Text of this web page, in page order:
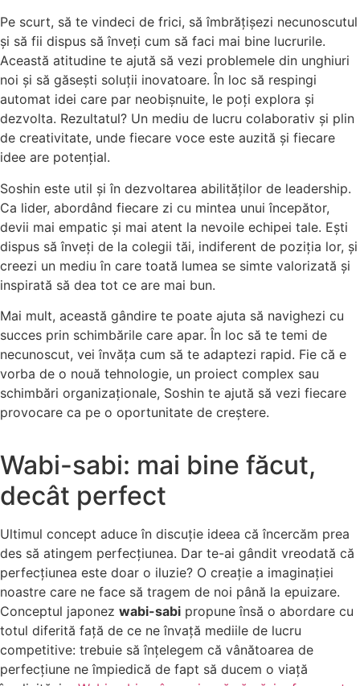
Pe scurt, să te vindeci de frici, să îmbrățișezi necunoscutul
și să fii dispus să înveți cum să faci mai bine lucrurile.
Această atitudine te ajută să vezi problemele din unghiuri
noi și să găsești soluții inovatoare. În loc să respingi
automat idei care par neobișnuite, le poți explora și
dezvolta. Rezultatul? Un mediu de lucru colaborativ și plin
de creativitate, unde fiecare voce este auzită și fiecare
idee are potențial.
Soshin este util și în dezvoltarea abilităților de leadership.
Ca lider, abordând fiecare zi cu mintea unui începător,
devii mai empatic și mai atent la nevoile echipei tale. Ești
dispus să înveți de la colegii tăi, indiferent de poziția lor, și
creezi un mediu în care toată lumea se simte valorizată și
inspirată să dea tot ce are mai bun.
Mai mult, această gândire te poate ajuta să navighezi cu
succes prin schimbările care apar. În loc să te temi de
necunoscut, vei învăța cum să te adaptezi rapid. Fie că e
vorba de o nouă tehnologie, un proiect complex sau
schimbări organizaționale, Soshin te ajută să vezi fiecare
provocare ca pe o oportunitate de creștere.
Wabi-sabi: mai bine făcut,
decât perfect
Ultimul concept aduce în discuție ideea că încercăm prea
des să atingem perfecțiunea. Dar te-ai gândit vreodată că
perfecțiunea este doar o iluzie? O creație a imaginației
noastre care ne face să tragem de noi până la epuizare.
Conceptul japonez wabi-sabi propune însă o abordare cu
totul diferită față de ce ne învață mediile de lucru
competitive: trebuie să înțelegem că vânătoarea de
perfecțiune ne împiedică de fapt să ducem o viață